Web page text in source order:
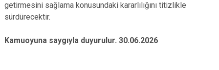
getirmesini sağlama konusundaki kararlılığını titizlikle
sürdürecektir.
Kamuoyuna saygıyla duyurulur. 30.06.2026